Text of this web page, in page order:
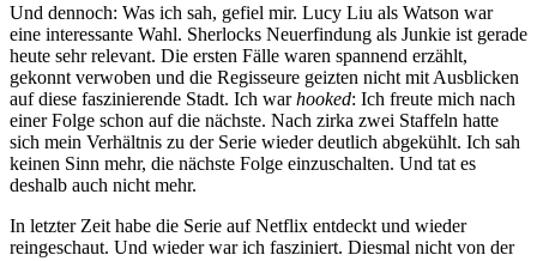
Und dennoch: Was ich sah, gefiel mir. Lucy Liu als Watson war
eine interessante Wahl. Sherlocks Neuerfindung als Junkie ist gerade
heute sehr relevant. Die ersten Fälle waren spannend erzählt,
gekonnt verwoben und die Regisseure geizten nicht mit Ausblicken
auf diese faszinierende Stadt. Ich warhooked: Ich freute mich nach
einer Folge schon auf die nächste. Nach zirka zwei Staffeln hatte
sich mein Verhältnis zu der Serie wieder deutlich abgekühlt. Ich sah
keinen Sinn mehr, die nächste Folge einzuschalten. Und tat es
deshalb auch nicht mehr.
In letzter Zeit habe die Serie auf Netflix entdeckt und wieder
reingeschaut. Und wieder war ich fasziniert. Diesmal nicht von der